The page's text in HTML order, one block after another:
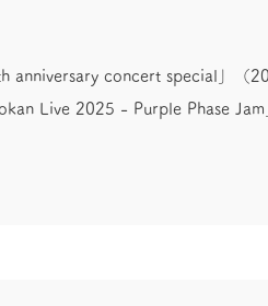
anniversary concert special」（
Live 2025 - Purple Phase Jam